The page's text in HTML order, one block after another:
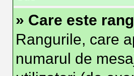
» Care este
Rangurile, care
numarul de